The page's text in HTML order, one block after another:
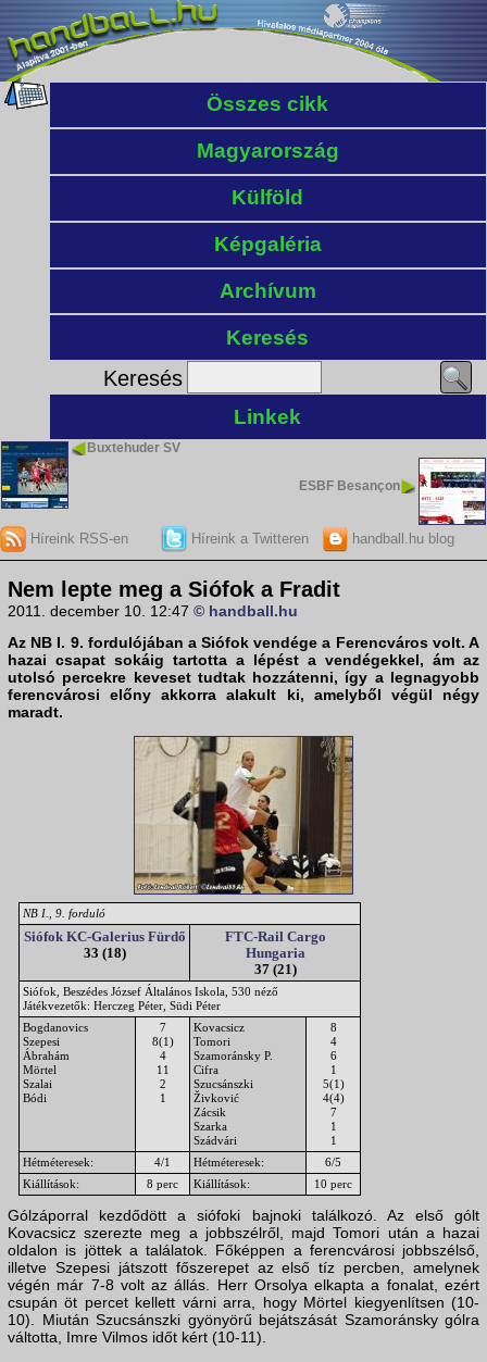
Összes cikk
Magyarország
Külföld
Képgaléria
Archívum
Keresés
Keresés
Linkek
Buxtehuder SV
ESBF Besançon
Híreink RSS-en Híreink a Twitteren handball.hu blog
Nem lepte meg a Siófok a Fradit
2011. december 10. 12:47 © handball.hu
Az NB I. 9. fordulójában aSiófok vendége a Ferencváros volt. A
hazai csapat sokáig tartotta a lépést a vendégekkel, ám az
utolsó percekre keveset tudtak hozzátenni, így a legnagyobb
ferencvárosi előny akkorra alakult ki, amelyből végül négy
maradt.
NB I., 9. forduló
Siófok KC-Galerius Fürdő
33 (18)
FTC-Rail Cargo
Hungaria
37 (21)
Siófok, Beszédes József Általános Iskola, 530 néző
Játékvezetők: Herczeg Péter, Südi Péter
Bogdanovics
Szepesi
Ábrahám
Mörtel
Szalai
Bódi
7
8(1)
4
11
2
1
Kovacsicz
Tomori
Szamoránsky P.
Cifra
Szucsánszki
Živković
Zácsik
Szarka
Szádvári
8
4
6
1
5(1)
4(4)
7
1
1
Hétméteresek:
4/1 Hétméteresek:
6/5
Kiállítások:
8 perc Kiállítások: 10 perc
Gólzáporral kezdődött a siófoki bajnoki találkozó. Az első gólt
Kovacsicz szerezte meg a jobbszélről, majd Tomori után a hazai
oldalon is jöttek a találatok. Főképpen a ferencvárosi jobbszélső,
illetve Szepesi játszott főszerepet az első tíz percben, amelynek
végén már 7-8 volt az állás. Herr Orsolya elkapta a fonalat, ezért
csupán öt percet kellett várni arra, hogy Mörtel kiegyenlítsen (10-
10). Miután Szucsánszki gyönyörű bejátszását Szamoránsky gólra
váltotta, Imre Vilmos időt kért (10-11).